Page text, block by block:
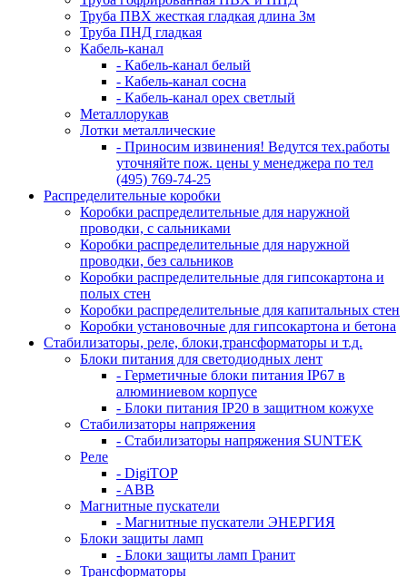
Труба ПВХ жесткая гладкая длина 3м
Труба ПНД гладкая
Кабель-канал
- Кабель-канал белый
- Кабель-канал сосна
- Кабель-канал орех светлый
Металлорукав
Лотки металлические
- Приносим извинения! Ведутся тех.работы
уточняйте пож. цены у менеджера по тел
(495) 769-74-25
Распределительные коробки
Коробки распределительные для наружной
проводки, с сальниками
Коробки распределительные для наружной
проводки, без сальников
Коробки распределительные для гипсокартона и
полых стен
Коробки распределительные для капитальных стен
Коробки установочные для гипсокартона и бетона
Стабилизаторы, реле, блоки,трансформаторы и т.д.
Блоки питания для светодиодных лент
- Герметичные блоки питания IP67 в
алюминиевом корпусе
- Блоки питания IP20 в защитном кожухе
Стабилизаторы напряжения
- Стабилизаторы напряжения SUNTEK
Реле
- DigiTOP
- ABB
Магнитные пускатели
- Магнитные пускатели ЭНЕРГИЯ
Блоки защиты ламп
- Блоки защиты ламп Гранит
Трансформаторы